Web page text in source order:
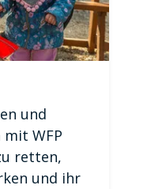
und
WFP
retten,
und ihr